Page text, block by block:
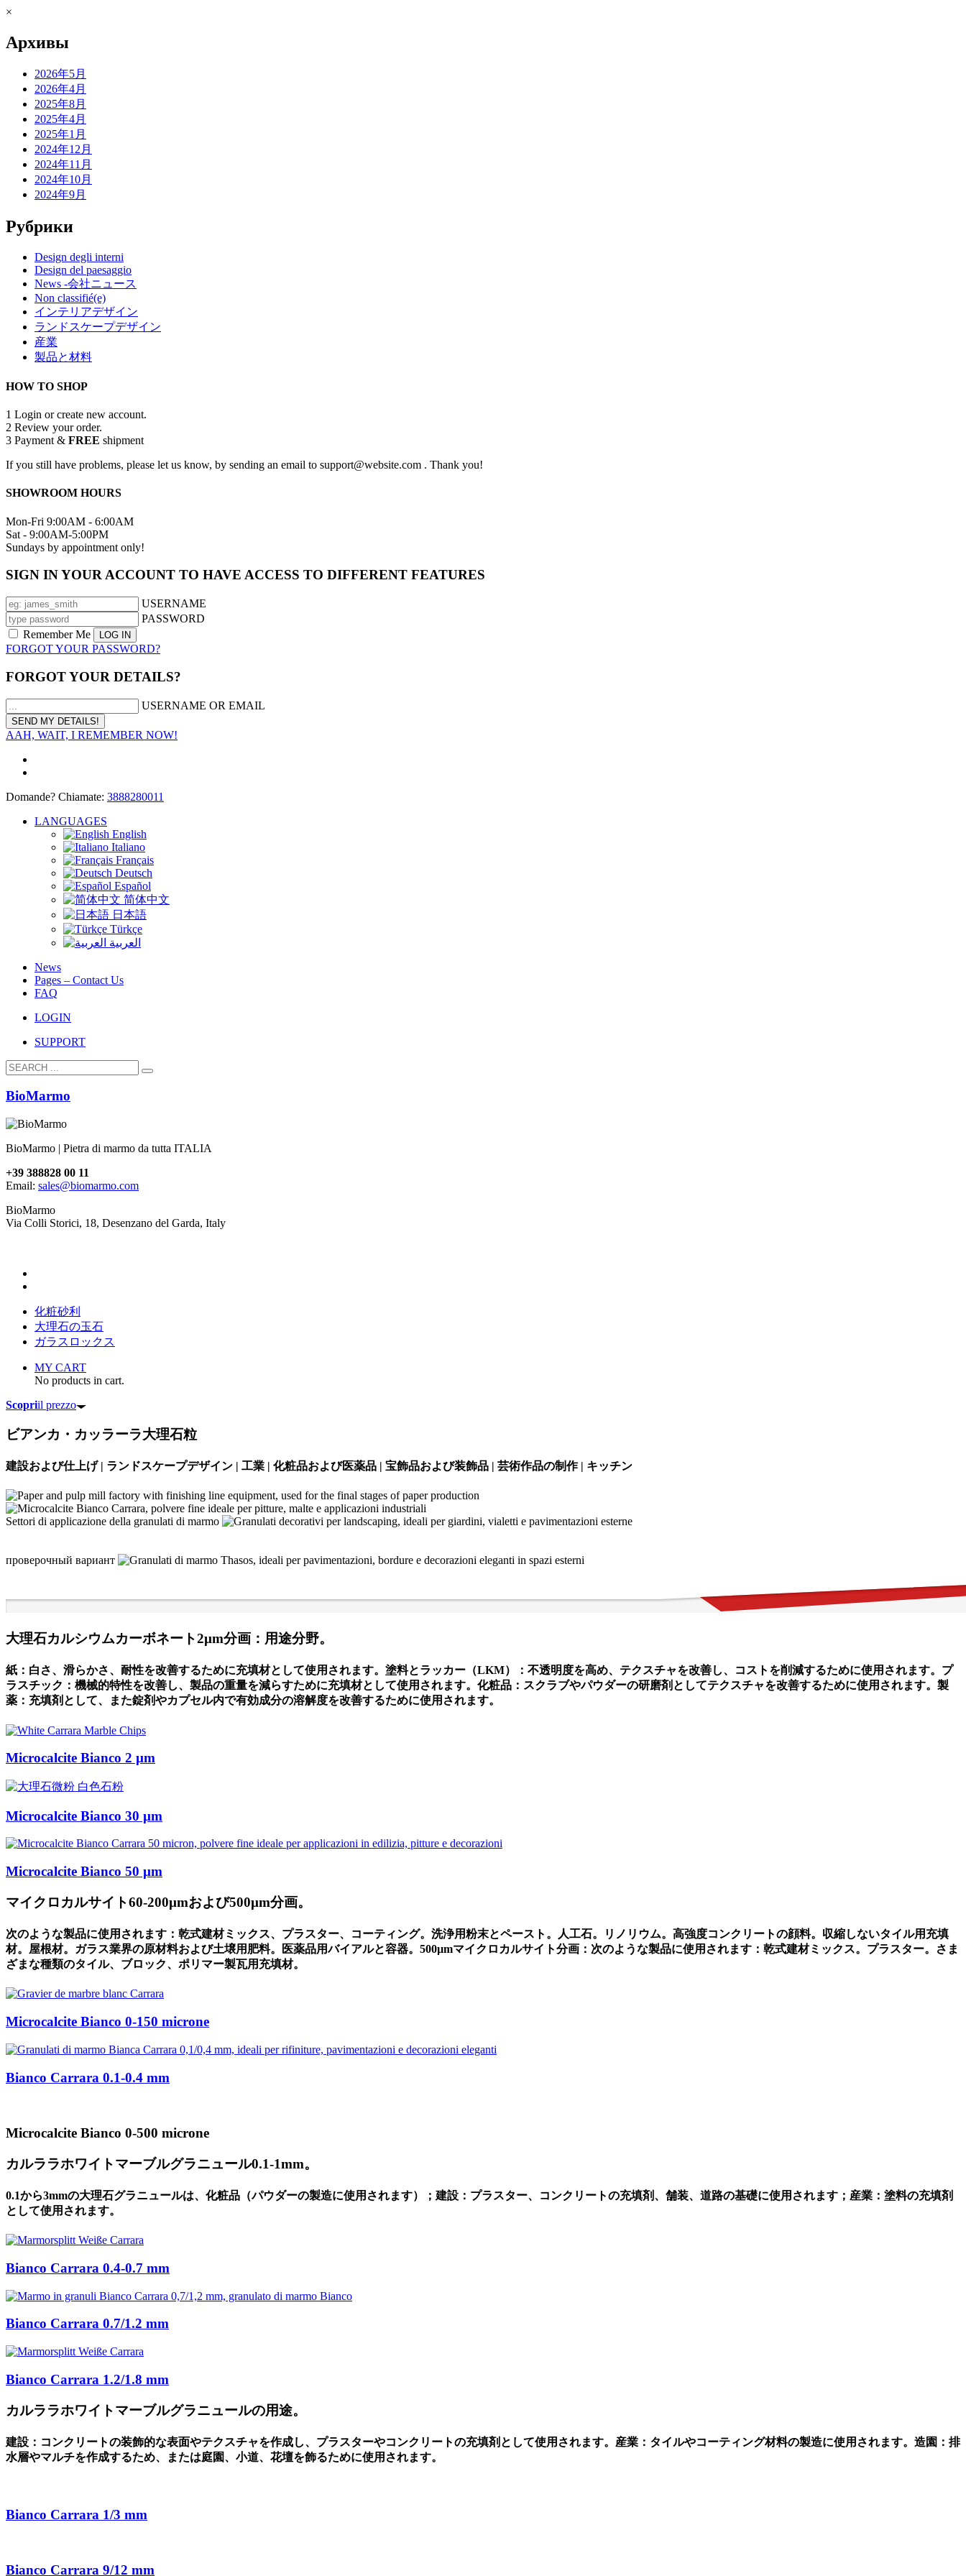
×
Архивы
2026年5月
2026年4月
2025年8月
2025年4月
2025年1月
2024年12月
2024年11月
2024年10月
2024年9月
Рубрики
Design degli interni
Design del paesaggio
News -会社ニュース
Non classifié(e)
インテリアデザイン
ランドスケープデザイン
産業
製品と材料
HOW TO SHOP
1 Login or create new account.
2 Review your order.
3 Payment & FREE shipment
If you still have problems, please let us know, by sending an email to support@website.com . Thank you!
SHOWROOM HOURS
Mon-Fri 9:00AM - 6:00AM
Sat - 9:00AM-5:00PM
Sundays by appointment only!
SIGN IN YOUR ACCOUNT TO HAVE ACCESS TO DIFFERENT FEATURES
USERNAME
PASSWORD
Remember Me
FORGOT YOUR PASSWORD?
FORGOT YOUR DETAILS?
USERNAME OR EMAIL
AAH, WAIT, I REMEMBER NOW!
Domande? Chiamate: 3888280011
LANGUAGES
English
Italiano
Français
Deutsch
Español
简体中文
日本語
Türkçe
العربية
News
Pages – Contact Us
FAQ
LOGIN
SUPPORT
BioMarmo
BioMarmo | Pietra di marmo da tutta ITALIA
+39 388828 00 11
Email: sales@biomarmo.com
BioMarmo
Via Colli Storici, 18, Desenzano del Garda, Italy
化粧砂利
大理石の玉石
ガラスロックス
MY CART
No products in cart.
Scopriil prezzo
ビアンカ・カッラーラ大理石粒
建設および仕上げ | ランドスケープデザイン | 工業 | 化粧品および医薬品 | 宝飾品および装飾品 | 芸術作品の制作 | キッチン
Settori di applicazione della granulati di marmo
проверочный вариант
大理石カルシウムカーボネート2µm分画：用途分野。
紙：白さ、滑らかさ、耐性を改善するために充填材として使用されます。塗料とラッカー（LKM）：不透明度を高め、テクスチャを改善し、コストを削減するために使用されます。プ
ラスチック：機械的特性を改善し、製品の重量を減らすために充填材として使用されます。化粧品：スクラブやパウダーの研磨剤としてテクスチャを改善するために使用されます。製
薬：充填剤として、また錠剤やカプセル内で有効成分の溶解度を改善するために使用されます。
Microcalcite Bianco 2 µm
Microcalcite Bianco 30 µm
Microcalcite Bianco 50 µm
マイクロカルサイト60-200µmおよび500µm分画。
次のような製品に使用されます：乾式建材ミックス、プラスター、コーティング。洗浄用粉末とペースト。人工石。リノリウム。高強度コンクリートの顔料。収縮しないタイル用充填
材。屋根材。ガラス業界の原材料および土壌用肥料。医薬品用バイアルと容器。500µmマイクロカルサイト分画：次のような製品に使用されます：乾式建材ミックス。プラスター。さま
ざまな種類のタイル、ブロック、ポリマー製瓦用充填材。
Microcalcite Bianco 0-150 microne
Bianco Carrara 0.1-0.4 mm
Microcalcite Bianco 0-500 microne
カルララホワイトマーブルグラニュール0.1-1mm。
0.1から3mmの大理石グラニュールは、化粧品（パウダーの製造に使用されます）；建設：プラスター、コンクリートの充填剤、舗装、道路の基礎に使用されます；産業：塗料の充填剤
として使用されます。
Bianco Carrara 0.4-0.7 mm
Bianco Carrara 0.7/1.2 mm
Bianco Carrara 1.2/1.8 mm
カルララホワイトマーブルグラニュールの用途。
建設：コンクリートの装飾的な表面やテクスチャを作成し、プラスターやコンクリートの充填剤として使用されます。産業：タイルやコーティング材料の製造に使用されます。造園：排
水層やマルチを作成するため、または庭園、小道、花壇を飾るために使用されます。
Bianco Carrara 1/3 mm
Bianco Carrara 9/12 mm